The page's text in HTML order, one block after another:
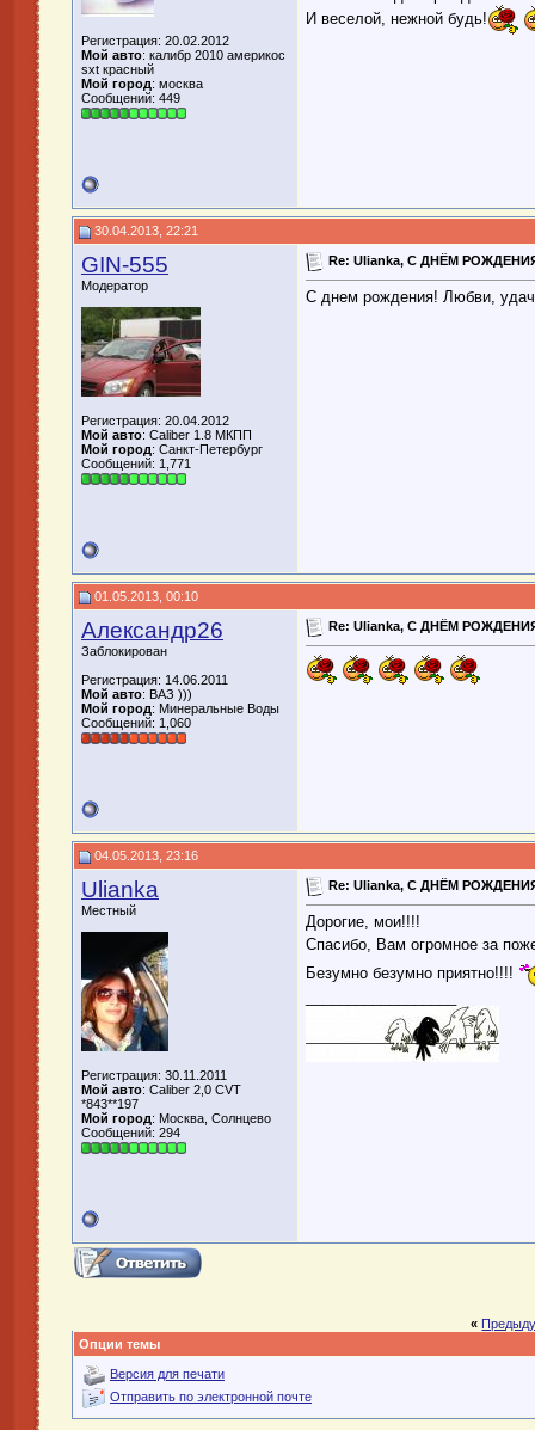
Регистрация: 20.02.2012
Мой авто: калибр 2010 америкос
sxt красный
Мой город: москва
Сообщений: 449
И веселой, нежной будь!
30.04.2013, 22:21
GIN-555
Модератор
Регистрация: 20.04.2012
Мой авто: Caliber 1.8 МКПП
Мой город: Санкт-Петербург
Сообщений: 1,771
Re: Ulianka, С ДНЁМ
С днем рождения! Любви,
01.05.2013, 00:10
Александр26
Заблокирован
Регистрация: 14.06.2011
Мой авто: ВАЗ )))
Мой город: Минеральные Воды
Сообщений: 1,060
Re: Ulianka, С ДНЁМ
04.05.2013, 23:16
Ulianka
Местный
Регистрация: 30.11.2011
Мой авто: Caliber 2,0 CVT
*843**197
Мой город: Москва, Солнцево
Сообщений: 294
Re: Ulianka, С ДНЁМ
Дорогие, мои!!!!
Спасибо, Вам огромное за
Безумно безумно приятно!!!!
«
Опции темы
Версия для печати
Отправить по электронной почте